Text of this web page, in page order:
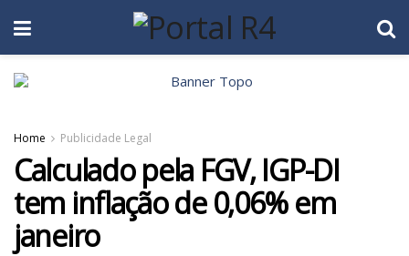
Home Publicidade Legal
Calculado pela FGV, IGP-DI
tem inflação de 0,06% em
janeiro